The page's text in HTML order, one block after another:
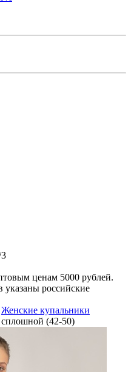
ценам 5000 рублей.
российские
Женские купальники
(42-50)